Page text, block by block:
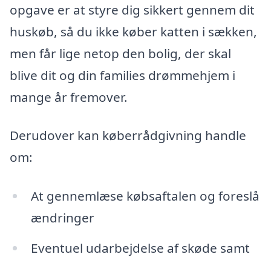
opgave er at styre dig sikkert gennem dit
huskøb, så du ikke køber katten i sækken,
men får lige netop den bolig, der skal
blive dit og din families drømmehjem i
mange år fremover.
Derudover kan køberrådgivning handle
om:
At gennemlæse købsaftalen og foreslå
ændringer
Eventuel udarbejdelse af skøde samt